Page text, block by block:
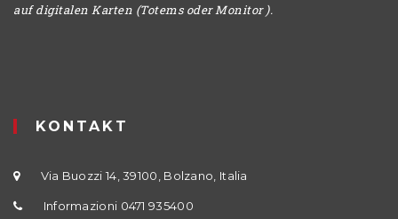
auf digitalen Karten (Totems oder Monitor ).
KONTAKT
Via Buozzi 14, 39100, Bolzano, Italia
Informazioni 0471 935400